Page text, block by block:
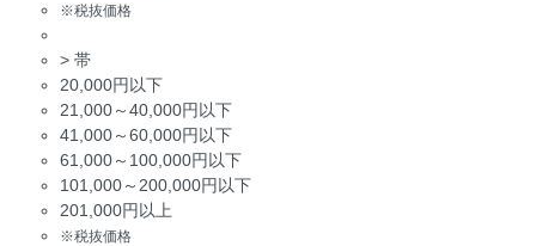
※税抜価格
> 帯
20,000円以下
21,000～40,000円以下
41,000～60,000円以下
61,000～100,000円以下
101,000～200,000円以下
201,000円以上
※税抜価格